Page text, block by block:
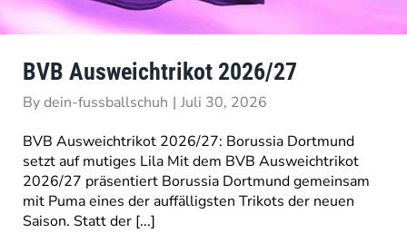
BVB Ausweichtrikot 2026/27
Bydein-fussballschuh | Juli 30, 2026
BVB Ausweichtrikot 2026/27: Borussia Dortmund
setzt auf mutiges Lila Mit dem BVB Ausweichtrikot
2026/27 präsentiert Borussia Dortmund gemeinsam
mit Puma eines der auffälligsten Trikots der neuen
Saison. Statt der [...]